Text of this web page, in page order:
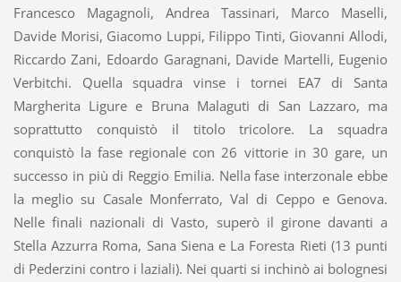
Francesco Magagnoli, Andrea Tassinari, Marco Maselli,
Davide Morisi, Giacomo Luppi, Filippo Tinti, Giovanni Allodi,
Riccardo Zani, Edoardo Garagnani, Davide Martelli, Eugenio
Verbitchi. Quella squadra vinse i tornei EA7 di Santa
Margherita Ligure e Bruna Malaguti di San Lazzaro, ma
soprattutto conquistò il titolo tricolore. La squadra
conquistò la fase regionale con 26 vittorie in 30 gare, un
successo in più di Reggio Emilia. Nella fase interzonale ebbe
la meglio su Casale Monferrato, Val di Ceppo e Genova.
Nelle finali nazionali di Vasto, superò il girone davanti a
Stella Azzurra Roma, Sana Siena e La Foresta Rieti (13 punti
di Pederzini contro i laziali). Nei quarti si inchinò ai bolognesi